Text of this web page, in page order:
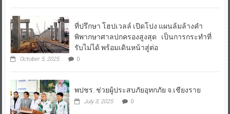
ที่ปรึกษา โฮปเวลล์ เปิดโปง แผนล้มล้างคำ
พิพากษาศาลปกครองสูงสุด เป็นการกระทำที่
รับไม่ได้ พร้อมเดินหน้าสู่ต่อ
October 5, 2025 0
พปชร. ช่วยผู้ประสบภัยอุทกภัย จ.เชียงราย
July 3, 2025 0